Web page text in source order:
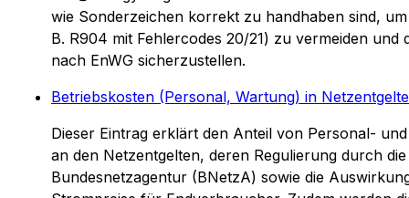
wie Sonderzeichen korrekt zu handhaben sind,
B. R904 mit Fehlercodes 20/21) zu vermeiden und
nach EnWG sicherzustellen.
Betriebskosten (Personal, Wartung) in
Dieser Eintrag erklärt den Anteil von Personal-
an den Netzentgelten, deren Regulierung durch die
Bundesnetzagentur (BNetzA) sowie die